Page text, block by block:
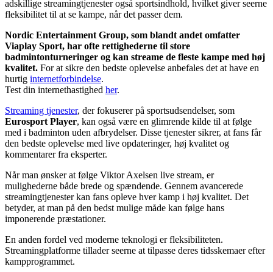
adskillige streamingtjenester også sportsindhold, hvilket giver seerne
fleksibilitet til at se kampe, når det passer dem.
Nordic Entertainment Group, som blandt andet omfatter
Viaplay Sport, har ofte rettighederne til store
badmintonturneringer og kan streame de fleste kampe med høj
kvalitet. For at sikre den bedste oplevelse anbefales det at have en
hurtig internetforbindelse.
Test din internethastighed her.
Streaming tjenester, der fokuserer på sportsudsendelser, som
Eurosport Player, kan også være en glimrende kilde til at følge
med i badminton uden afbrydelser. Disse tjenester sikrer, at fans får
den bedste oplevelse med live opdateringer, høj kvalitet og
kommentarer fra eksperter.
Når man ønsker at følge Viktor Axelsen live stream, er
mulighederne både brede og spændende. Gennem avancerede
streamingtjenester kan fans opleve hver kamp i høj kvalitet. Det
betyder, at man på den bedst mulige måde kan følge hans
imponerende præstationer.
En anden fordel ved moderne teknologi er fleksibiliteten.
Streamingplatforme tillader seerne at tilpasse deres tidsskemaer efter
kampprogrammet.